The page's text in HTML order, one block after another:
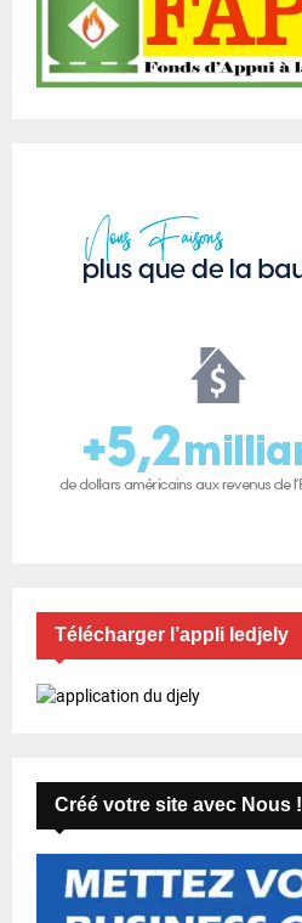
Télécharger l’appli ledjely
Créé votre site avec Nous !